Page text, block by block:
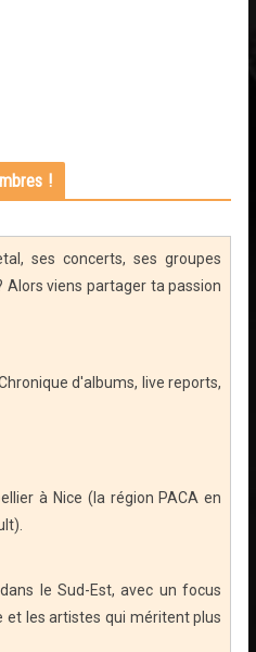
!
ses concerts, ses groupes
Alors viens partager ta passion
d'albums, live reports,
à Nice (la région PACA en
le Sud-Est, avec un focus
et les artistes qui méritent plus